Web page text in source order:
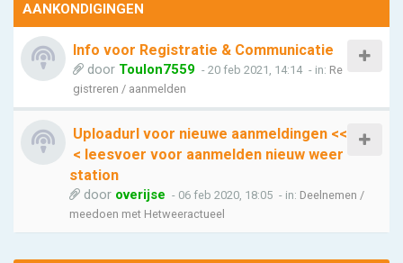
AANKONDIGINGEN
Info voor Registratie & Communicatie
door Toulon7559 - 20 feb 2021, 14:14 - in: Re
gistreren / aanmelden
Uploadurl voor nieuwe aanmeldingen <<
< leesvoer voor aanmelden nieuw weer
station
door overijse - 06 feb 2020, 18:05 - in: Deelnemen /
meedoen met Hetweeractueel